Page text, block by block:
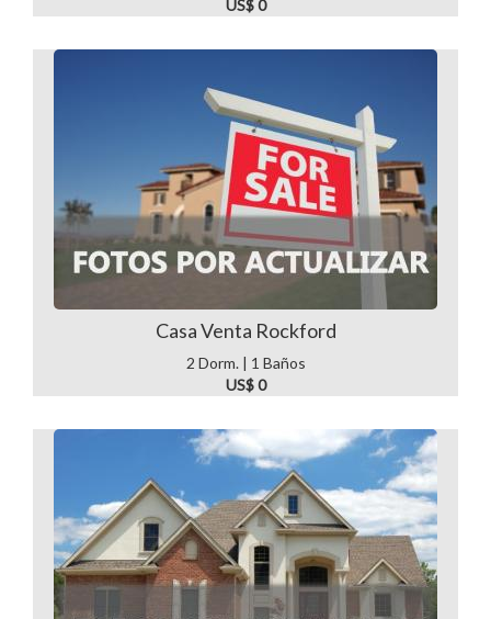
US$ 0
Casa Venta Rockford
2 Dorm. | 1 Baños
US$ 0